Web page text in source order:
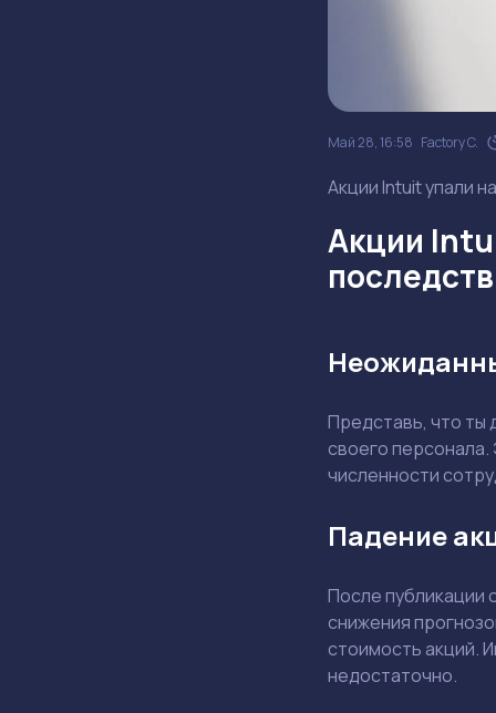
Май 28, 16:58 Factory C.
Акции Intuit упали
Акции
Представь, что ты
своего
численности
Падение
После публикации
снижения
стоимость акций.
недостаточно.